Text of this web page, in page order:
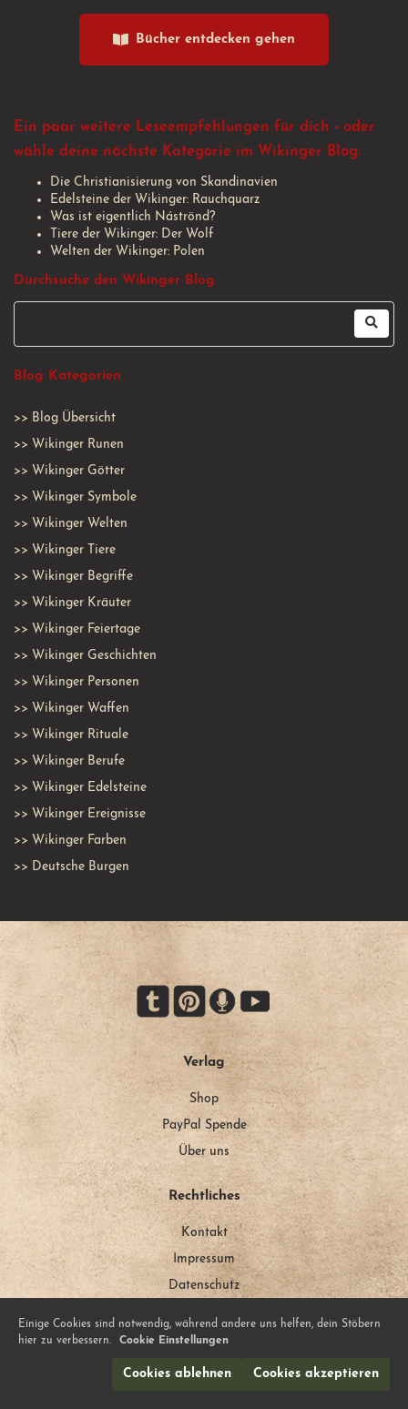
Bücher entdecken gehen
Ein paar weitere Leseempfehlungen für dich - oder
wähle deine nächste Kategorie im Wikinger Blog:
Die Christianisierung von Skandinavien
Edelsteine der Wikinger: Rauchquarz
Was ist eigentlich Náströnd?
Tiere der Wikinger: Der Wolf
Welten der Wikinger: Polen
Durchsuche den Wikinger Blog
Blog Kategorien
>> Blog Übersicht
>> Wikinger Runen
>> Wikinger Götter
>> Wikinger Symbole
>> Wikinger Welten
>> Wikinger Tiere
>> Wikinger Begriffe
>> Wikinger Kräuter
>> Wikinger Feiertage
>> Wikinger Geschichten
>> Wikinger Personen
>> Wikinger Waffen
>> Wikinger Rituale
>> Wikinger Berufe
>> Wikinger Edelsteine
>> Wikinger Ereignisse
>> Wikinger Farben
>> Deutsche Burgen
Verlag
Shop
PayPal Spende
Über uns
Rechtliches
Kontakt
Impressum
Datenschutz
Mehr von uns
Unser Blog
Einige Cookies sind notwendig, während andere uns helfen, dein Stöbern
hier zu verbessern.
Cookie Einstellungen
Cookies ablehnen Cookies akzeptieren